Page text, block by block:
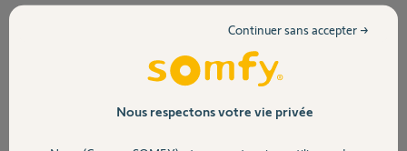
Transfert KLF200 vers Tahoma Switch
Je dispose d’une KLF200 qui me permet de contrôler deux velux
Nous respectons votre vie privée
Continuer sans accepter →